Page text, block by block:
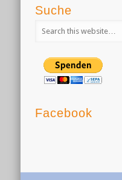
Suche
Facebook